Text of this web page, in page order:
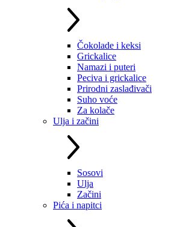
Čokolade i keksi
Grickalice
Namazi i puteri
Peciva i grickalice
Prirodni zaslađivači
Suho voće
Za kolače
Ulja i začini
Sosovi
Ulja
Začini
Pića i napitci